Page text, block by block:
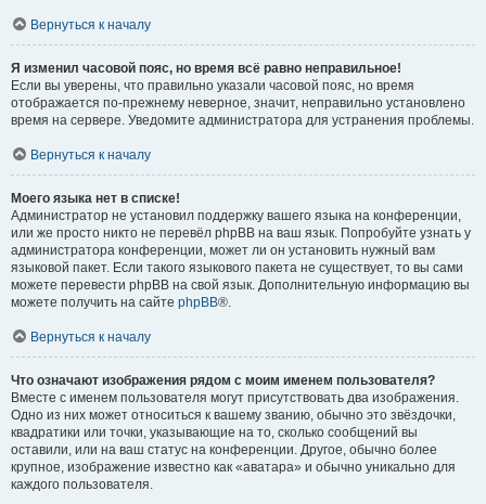
Вернуться к началу
Я изменил часовой пояс, но время всё равно неправильное!
Если вы уверены, что правильно указали часовой пояс, но время
отображается по-прежнему неверное, значит, неправильно установлено
время на сервере. Уведомите администратора для устранения проблемы.
Вернуться к началу
Моего языка нет в списке!
Администратор не установил поддержку вашего языка на конференции,
или же просто никто не перевёл phpBB на ваш язык. Попробуйте узнать у
администратора конференции, может ли он установить нужный вам
языковой пакет. Если такого языкового пакета не существует, то вы сами
можете перевести phpBB на свой язык. Дополнительную информацию вы
можете получить на сайте phpBB®.
Вернуться к началу
Что означают изображения рядом с моим именем пользователя?
Вместе с именем пользователя могут присутствовать два изображения.
Одно из них может относиться к вашему званию, обычно это звёздочки,
квадратики или точки, указывающие на то, сколько сообщений вы
оставили, или на ваш статус на конференции. Другое, обычно более
крупное, изображение известно как «аватара» и обычно уникально для
каждого пользователя.